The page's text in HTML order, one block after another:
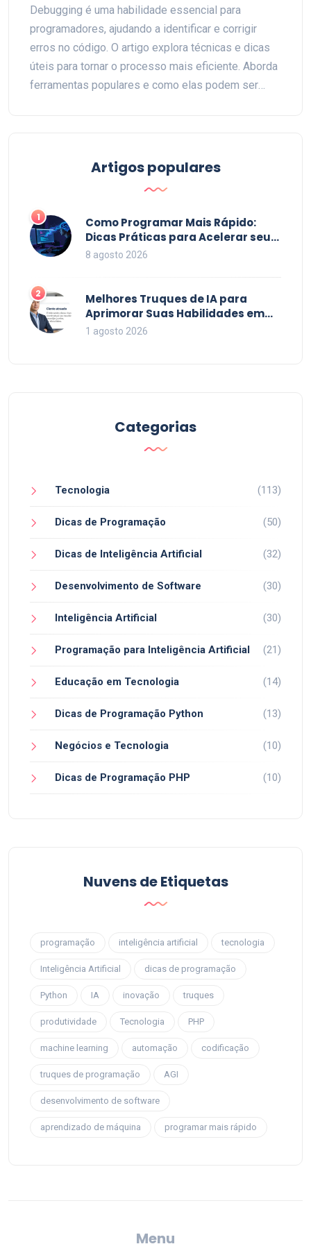
Debugging é uma habilidade essencial para
programadores, ajudando a identificar e corrigir
erros no código. O artigo explora técnicas e dicas
úteis para tornar o processo mais eficiente. Aborda
ferramentas populares e como elas podem ser
Artigos populares
1
Como Programar Mais Rápido:
Dicas Práticas para Acelerar seu
Código em 2026
8 agosto 2026
2
Melhores Truques de IA para
Aprimorar Suas Habilidades em
2026
1 agosto 2026
Categorias
Tecnologia (113)
Dicas de Programação (50)
Dicas de Inteligência Artificial (32)
Desenvolvimento de Software (30)
Inteligência Artificial (30)
Programação para Inteligência Artificial (21)
Educação em Tecnologia (14)
Dicas de Programação Python (13)
Negócios e Tecnologia (10)
Dicas de Programação PHP (10)
Nuvens de Etiquetas
programação inteligência artificial tecnologia
Inteligência Artificial dicas de programação
Python IA inovação truques
produtividade Tecnologia PHP
machine learning automação codificação
truques de programação AGI
desenvolvimento de software
aprendizado de máquina programar mais rápido
Menu